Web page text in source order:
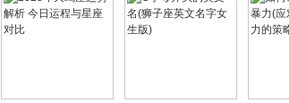
类型
择)
略